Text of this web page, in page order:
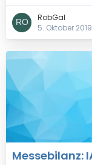
RobGal
5. Oktober
Messebilanz: